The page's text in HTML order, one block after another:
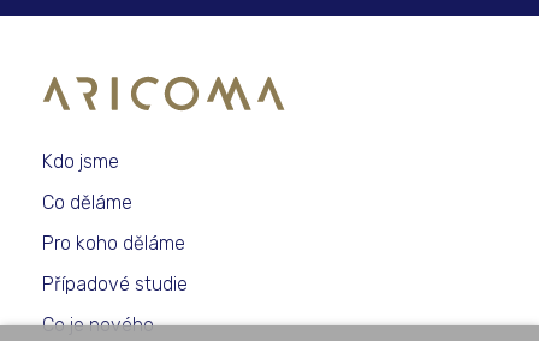
Kdo jsme
Co děláme
Pro koho děláme
Případové studie
Co je nového